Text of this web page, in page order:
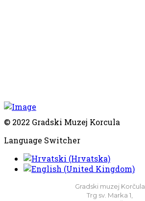
© 2022 Gradski Muzej Korcula
Language Switcher
Gradski muzej Korčula
Trg sv. Marka 1,